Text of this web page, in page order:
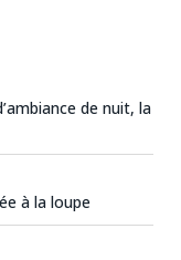
de nuit, la
à la loupe